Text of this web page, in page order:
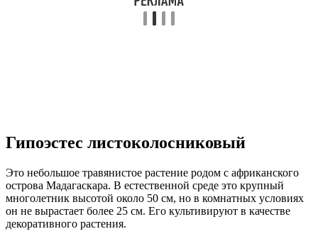
Гипоэстес листоколосниковый
Это небольшое травянистое растение родом с африканского
острова Мадагаскара. В естественной среде это крупный
многолетник высотой около 50 см, но в комнатных условиях
он не вырастает более 25 см. Его культивируют в качестве
декоративного растения.